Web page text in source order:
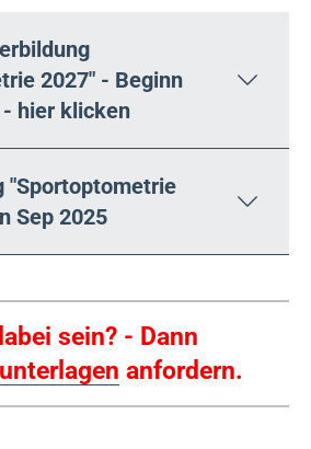
2027" - Beginn
- hier klicken
"Sportoptometrie
Sep 2025
sein? - Dann
anfordern.